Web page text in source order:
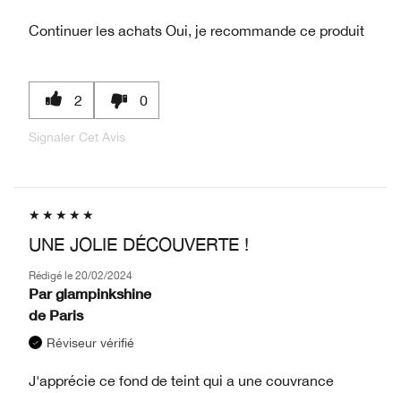
Continuer les achats Oui, je recommande ce produit
2 0
Signaler Cet Avis
UNE JOLIE DÉCOUVERTE !
Rédigé le 20/02/2024
Par glampinkshine
de Paris
Réviseur vérifié
J'apprécie ce fond de teint qui a une couvrance